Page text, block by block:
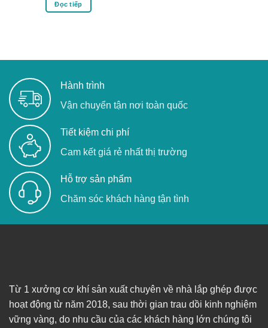
Đọc tiếp
Hành trình
Vận chuyển tận nơi toàn quốc
Tiết kiệm chi phí
Cam kết giá rẻ nhất thị trường
Hỗ trợ sản phẩm
Chăm sóc khách hàng tận tình
Từ 1 xưởng cơ khí sản xuất chuyên về nhà lắp ghép được
hoạt động từ năm 2018, sau thời gian trau dồi kinh nghiệm
vững vàng, do nhu cầu của các khách hàng lớn chúng tôi